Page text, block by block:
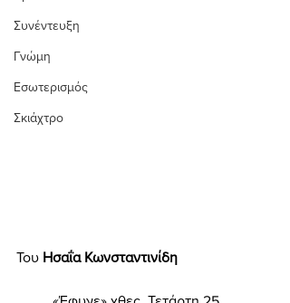
Συνέντευξη
Γνώμη
Εσωτερισμός
Σκιάχτρο
Του Ησαΐα Κωνσταντινίδη